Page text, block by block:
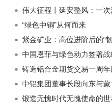
“绿色中铜”从何而来
紫金矿业：高位进阶后的“
中国恩菲与绿色动力签署
铸造铝合金期货交易一周